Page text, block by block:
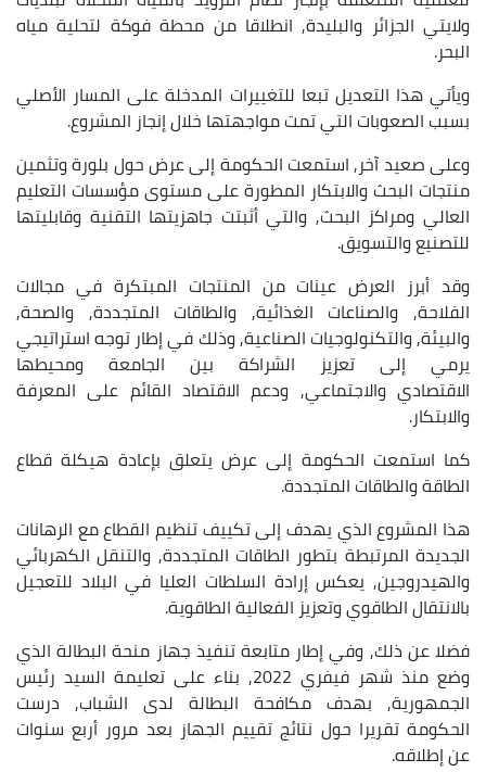
ولايتي الجزائر والبليدة, انطلاقا من محطة فوكة لتحلية مياه
البحر.
ويأتي هذا التعديل تبعا للتغييرات المدخلة على المسار الأصلي
بسبب الصعوبات التي تمت مواجهتها خلال إنجاز المشروع.
وعلى صعيد آخر, استمعت الحكومة إلى عرض حول بلورة وتثمين
منتجات البحث والابتكار المطورة على مستوى مؤسسات التعليم
العالي ومراكز البحث, والتي أثبتت جاهزيتها التقنية وقابليتها
للتصنيع والتسويق.
وقد أبرز العرض عينات من المنتجات المبتكرة في مجالات
الفلاحة, والصناعات الغذائية, والطاقات المتجددة, والصحة,
والبيئة, والتكنولوجيات الصناعية, وذلك في إطار توجه استراتيجي
يرمي إلى تعزيز الشراكة بين الجامعة ومحيطها
الاقتصادي والاجتماعي, ودعم الاقتصاد القائم على المعرفة
والابتكار.
كما استمعت الحكومة إلى عرض يتعلق بإعادة هيكلة قطاع
الطاقة والطاقات المتجددة.
هذا المشروع الذي يهدف إلى تكييف تنظيم القطاع مع الرهانات
الجديدة المرتبطة بتطور الطاقات المتجددة, والتنقل الكهربائي
والهيدروجين, يعكس إرادة السلطات العليا في البلاد للتعجيل
بالانتقال الطاقوي وتعزيز الفعالية الطاقوية.
فضلا عن ذلك, وفي إطار متابعة تنفيذ جهاز منحة البطالة الذي
وضع منذ شهر فيفري 2022, بناء على تعليمة السيد رئيس
الجمهورية, بهدف مكافحة البطالة لدى الشباب, درست
الحكومة تقريرا حول نتائج تقييم الجهاز بعد مرور أربع سنوات
عن إطلاقه.